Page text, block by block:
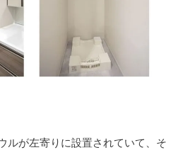
ルが左寄りに設置されていて、そ